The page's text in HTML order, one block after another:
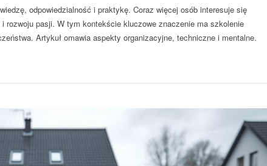
odpowiedzialność i praktykę. Coraz więcej osób interesuje się
pasji. W tym kontekście kluczowe znaczenie ma szkolenie
Artykuł omawia aspekty organizacyjne, techniczne i mentalne.